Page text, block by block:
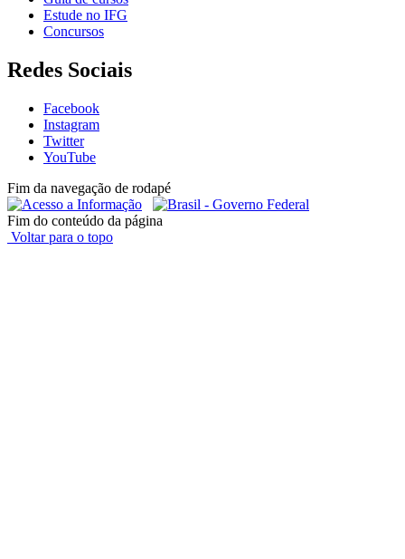
Estude no IFG
Concursos
Redes Sociais
Facebook
Instagram
Twitter
YouTube
Fim da navegação de rodapé
Fim do conteúdo da página
Voltar para o topo